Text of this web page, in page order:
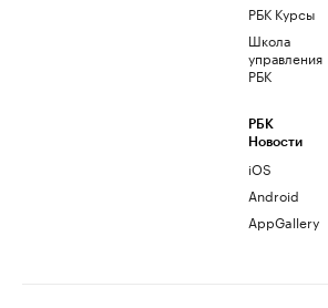
РБК Курсы
Школа
управления
РБК
РБК
Новости
iOS
Android
AppGallery